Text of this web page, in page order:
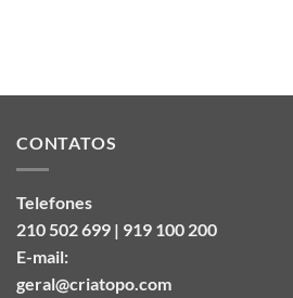
CONTATOS
Telefones
210 502 699 | 919 100 200
E-mail:
geral@criatopo.com